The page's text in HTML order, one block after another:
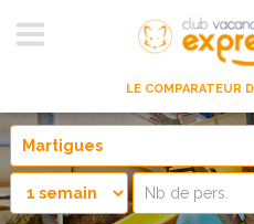
LE COMPARATEUR